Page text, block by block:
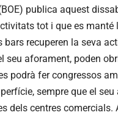
publica aquest
tot i que es manté
bars recuperen la seva
seu aforament, poden
podrà fer congressos
sempre que el
dels centres